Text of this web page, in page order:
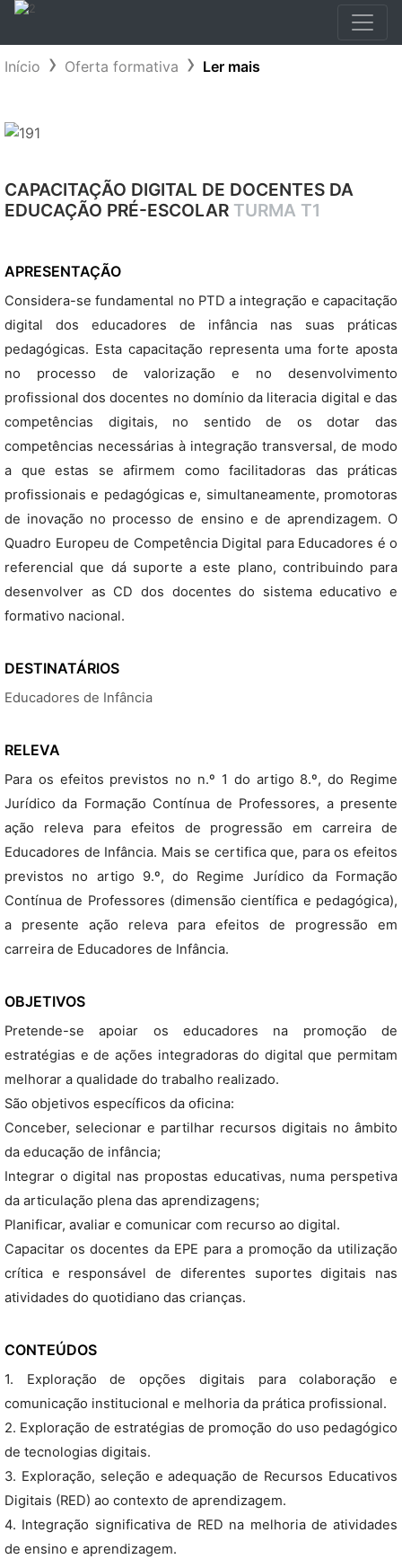
Início Oferta formativa Ler mais
CAPACITAÇÃO DIGITAL DE DOCENTES DA
EDUCAÇÃO PRÉ-ESCOLAR TURMA T1
APRESENTAÇÃO
Considera-se fundamental no PTD a integração e capacitação
digital dos educadores de infância nas suas práticas
pedagógicas. Esta capacitação representa uma forte aposta
no processo de valorização e no desenvolvimento
profissional dos docentes no domínio da literacia digital e das
competências digitais, no sentido de os dotar das
competências necessárias à integração transversal, de modo
a que estas se afirmem como facilitadoras das práticas
profissionais e pedagógicas e, simultaneamente, promotoras
de inovação no processo de ensino e de aprendizagem. O
Quadro Europeu de Competência Digital para Educadores é o
referencial que dá suporte a este plano, contribuindo para
desenvolver as CD dos docentes do sistema educativo e
formativo nacional.
DESTINATÁRIOS
Educadores de Infância
RELEVA
Para os efeitos previstos no n.º 1 do artigo 8.º, do Regime
Jurídico da Formação Contínua de Professores, a presente
ação releva para efeitos de progressão em carreira de
Educadores de Infância. Mais se certifica que, para os efeitos
previstos no artigo 9.º, do Regime Jurídico da Formação
Contínua de Professores (dimensão científica e pedagógica),
a presente ação releva para efeitos de progressão em
carreira de Educadores de Infância.
OBJETIVOS
Pretende-se apoiar os educadores na promoção de
estratégias e de ações integradoras do digital que permitam
melhorar a qualidade do trabalho realizado.
São objetivos específicos da oficina:
Conceber, selecionar e partilhar recursos digitais no âmbito
da educação de infância;
Integrar o digital nas propostas educativas, numa perspetiva
da articulação plena das aprendizagens;
Planificar, avaliar e comunicar com recurso ao digital.
Capacitar os docentes da EPE para a promoção da utilização
crítica e responsável de diferentes suportes digitais nas
atividades do quotidiano das crianças.
CONTEÚDOS
1. Exploração de opções digitais para colaboração e
comunicação institucional e melhoria da prática profissional.
2. Exploração de estratégias de promoção do uso pedagógico
de tecnologias digitais.
3. Exploração, seleção e adequação de Recursos Educativos
Digitais (RED) ao contexto de aprendizagem.
4. Integração significativa de RED na melhoria de atividades
de ensino e aprendizagem.